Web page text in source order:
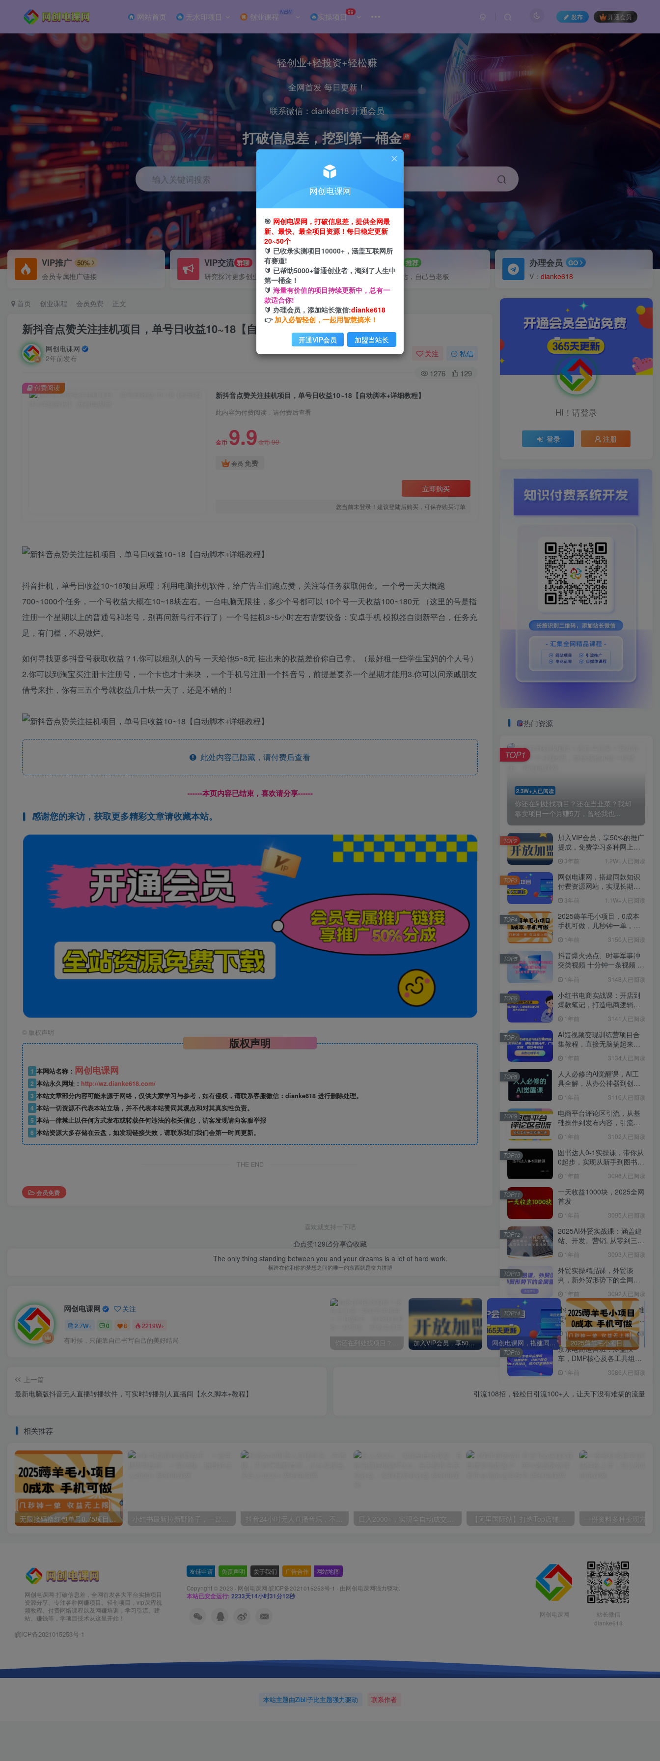
网站首页 无水印项目 创业课程 NEW 实操项目99
发布 开通会员
轻创业+轻投资+轻松赚
全网首发 每日更新！
联系微信：dianke618 开通会员
打破信息差，挖到第一桶金
输入关键词搜索
引流 抖音 小红书 直播 剪辑 电商
VIP推广 50%
会员专属推广链接
VIP交流 群聊
研究探讨更多创业项目路子。
推荐
搭建同款网站，自己当老板
办理会员 GO
V： dianke618
首页 创业课程 会员免费 正文
新抖音点赞关注挂机项目，单号日收益10~18【自动脚本+详细教程】
网创电课网
2年前发布
关注 私信
1276 129
新抖音点赞关注挂机项目，单号日收益10~18【自动脚本+详细教程】
此内容为付费阅读，请付费后查看
金币 9.9金币99
会员 免费
立即购买
您当前未登录！建议登陆后购买，可保存购买订单
付费阅读
抖音挂机，单号日收益10~18项目原理：利用电脑挂机软件，给广告主们跑点赞，关注等任务获取佣金。一个号一天大概跑
700~1000个任务，一个号收益大概在10~18块左右。一台电脑无限挂，多少个号都可以 10个号一天收益100~180元 （这里的号是指
注册一个星期以上的普通号和老号，别再问新号行不行了）一个号挂机3~5小时左右需要设备：安卓手机 模拟器自测新平台，任务充
足，有门槛，不易做烂。
如何寻找更多抖音号获取收益？1.你可以租别人的号 一天给他5~8元 挂出来的收益差价你自己拿。（最好租一些学生宝妈的个人号）
2.你可以到淘宝买注册卡注册号，一个卡也才十来块 ，一个手机号注册一个抖音号，前提是要养一个星期才能用3.你可以问亲戚朋友
借号来挂，你有三五个号就收益几十块一天了，还是不错的！
此处内容已隐藏，请付费后查看
------本页内容已结束，喜欢请分享------
感谢您的来访，获取更多精彩文章请收藏本站。
© 版权声明
版权声明
1 本网站名称： 网创电课网
2 本站永久网址： http://wz.dianke618.com/
3 本站文章部分内容可能来源于网络，仅供大家学习与参考，如有侵权，请联系客服微信：dianke618 进行删除处理。
4 本站一切资源不代表本站立场，并不代表本站赞同其观点和对其真实性负责。
5 本站一律禁止以任何方式发布或转载任何违法的相关信息，访客发现请向客服举报
6 本站资源大多存储在云盘，如发现链接失效，请联系我们我们会第一时间更新。
THE END
会员免费
喜欢就支持一下吧
点赞129 分享
收藏
The only thing standing between you and your dreams is a lot of hard work.
横跨在你和你的梦想之间的唯一的东西就是奋力拼搏
网创电课网 关注
2.7W+ 0 8 2219W+
有时候，只能靠自己书写自己的美好结局 你还在到处找项目？还在当韭菜？我却靠卖项目一个月赚5万，曾经我也和你一样懵懂。 加入VIP会员，享50%的推广提成，免费学习多种网上创业课程，菜鸟秒变大神！ 网创电课网，搭建同款知识付费资源网站，实现长期稳定被动收入~ 2025薅羊毛小项目，0成本 手机可做，几秒钟一单，收益无上限
上一篇
最新电脑版抖音无人直播转播软件，可实时转播别人直播间【永久脚本+教程】
引流108招，轻松日引流100+人，让天下没有难搞的流量
相关推荐
无限接码撸红包单号0.75项目无偿分享给你【揭秘】 小红书最新拉新野路子，一部手机即可操作，一单15块，做得好日入2000+ 抖音24小时无人直播音乐，不违规，不封号纯撸音浪，小白实操当天日入1000+ 日入2000+，实现全自动成交，B站无脑挂机躺平3.0，当天操作当天见收益，实现睡后有收益 【阿里国际站】打造Top店铺&获得优质询盘客户，​95%的国际站讲师不会说的运营技巧
HI！请登录
登录 注册
热门资源
2.3W+人已阅读
你还在到处找项目？还在当韭菜？我却
靠卖项目一个月赚5万，曾经我也...
TOP1
加入VIP会员，享50%的推广
提成，免费学习多种网上创
3年前 1.2W+人已阅读
TOP2
网创电课网，搭建同款知识
付费资源网站，实现长期稳
3年前 1.1W+人已阅读
TOP3
2025薅羊毛小项目，0成本
手机可做，几秒钟一单，收
1年前 3150人已阅读
TOP4
抖音爆火热点、时事军事冲
突类视频 十分钟一条视频 条
手 1年前 3148人已阅读
TOP5
小红书电商实战课：开店到
爆款笔记，打造电商逻辑体
1年前 3141人已阅读
TOP6
AI短视频变现训练营项目合
集教程，直接无脑搞起来，
制、收徒等收益
1年前 3134人已阅读
TOP7
人人必修的Al觉醒课，AI工
具全解，从办公神器到创意
1年前 3116人已阅读
TOP8
电商平台评论区引流，从基
础操作到发布内容，引流技
1年前 3102人已阅读
TOP9
图书达人0-1实操课，带你从
0起步，实现从新手到图书达
1年前 3096人已阅读
TOP10
一天收益1000块，2025全网
首发
1年前 3095人已阅读
TOP11
2025AI外贸实战课：涵盖建
站、开发、营销, 从零到三全
1年前 3093人已阅读
TOP12
外贸实操精品课，外贸谈
判，新外贸形势下的全网营
1年前 3092人已阅读
TOP13
小红书陪跑训练营，从6大维
度带你0基础小白，从入门到
精通1年前 3088人已阅读
TOP14
京东电商运营班：涵盖快
车，DMP核心及各工具组
1年前 3086人已阅读
TOP15
网创电课网-打破信息差，全网首发各大平台实操项目
资源分享、专注各种网赚项目、轻创项目，vip课程视
频教程、付费网络课程以及网赚培训，学习引流、建
站、赚钱等，学项目技术从这里开始！
友链申请 免责声明 关于我们 广告合作 网站地图
Copyright © 2023 · 网创电课网 皖ICP备2021015253号-1 · 由网创电课网强力驱动.
本站已安全运行: 2233天14小时31分14秒
网创电课网
站长微信
dianke618
皖ICP备2021015253号-1
网创电课网
🎯 网创电课网，打破信息差，提供全网最
新、最快、最全项目资源！每日稳定更新
20~50个
🔰 已收录实测项目10000+，涵盖互联网所
有赛道!
🔰 已帮助5000+普通创业者，淘到了人生中
第一桶金！
🔰 海量有价值的项目持续更新中，总有一
款适合你!
🔰 办理会员，添加站长微信:dianke618
👉 加入必智轻创，一起用智慧搞米！
开通VIP会员 加盟当站长
本站主题由Zibll子比主题强力驱动 联系作者